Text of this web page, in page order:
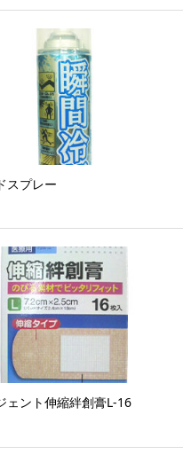
スプレー
ェント伸縮絆創膏L-16